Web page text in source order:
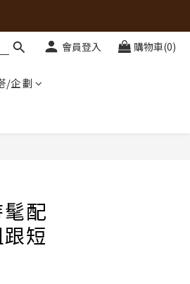
會員登入 購物車(0)
/企劃
配
短